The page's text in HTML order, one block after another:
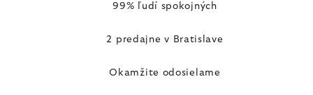
99% ľudí spokojných
2 predajne v Bratislave
Okamžite odosielame